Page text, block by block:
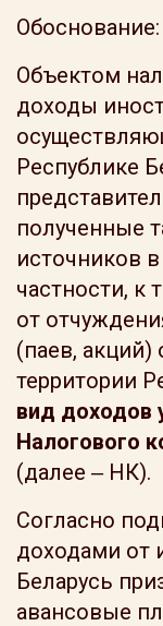
Обоснование:
Объектом
доходы
Республике
полученные
источников
частности, к
от
(паев, акций)
территории
вид доходов
Налогового
(далее ‒ НК).
Согласно
доходами от
Беларусь
авансовые